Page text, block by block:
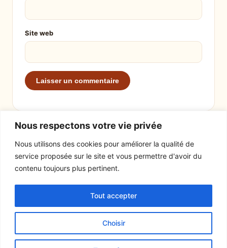
Nous respectons votre vie privée
Nous utilisons des cookies pour améliorer la qualité de
service proposée sur le site et vous permettre d'avoir du
contenu toujours plus pertinent.
Choisir
Tout accepter
Site web
Actualités
Mentions légales
© 2026 Tout un fromage